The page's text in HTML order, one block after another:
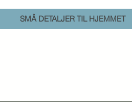
SMÅ DETALJER TIL HJEMMET